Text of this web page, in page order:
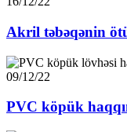
Akril təbəqənin
09/12/22
PVC köpük